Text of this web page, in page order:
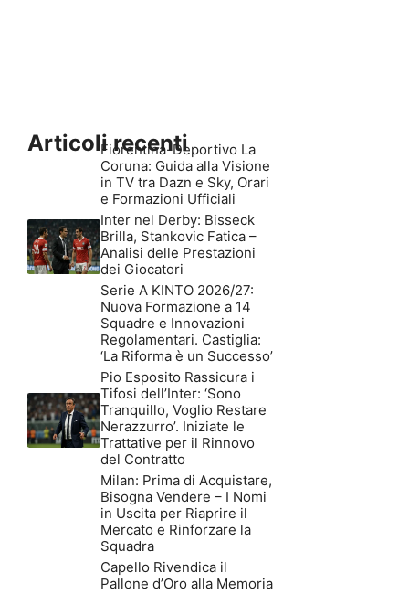
Articoli recenti
Fiorentina-Deportivo La
Coruna: Guida alla Visione
in TV tra Dazn e Sky, Orari
e Formazioni Ufficiali
Inter nel Derby: Bisseck
Brilla, Stankovic Fatica –
Analisi delle Prestazioni
dei Giocatori
Serie A KINTO 2026/27:
Nuova Formazione a 14
Squadre e Innovazioni
Regolamentari. Castiglia:
‘La Riforma è un Successo’
Pio Esposito Rassicura i
Tifosi dell’Inter: ‘Sono
Tranquillo, Voglio Restare
Nerazzurro’. Iniziate le
Trattative per il Rinnovo
del Contratto
Milan: Prima di Acquistare,
Bisogna Vendere – I Nomi
in Uscita per Riaprire il
Mercato e Rinforzare la
Squadra
Capello Rivendica il
Pallone d’Oro alla Memoria